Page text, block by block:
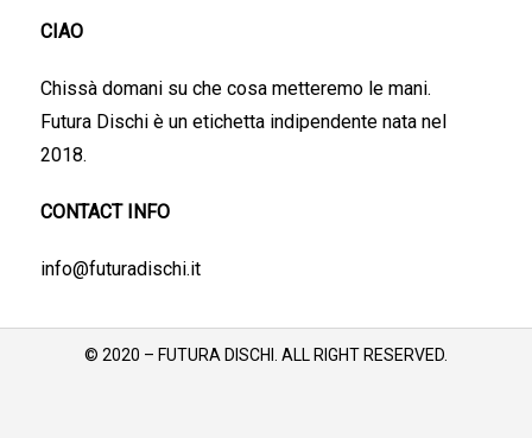
CIAO
Chissà domani su che cosa metteremo le mani.
Futura Dischi è un etichetta indipendente nata nel
2018.
CONTACT INFO
info@futuradischi.it
© 2020 – FUTURA DISCHI. ALL RIGHT RESERVED.